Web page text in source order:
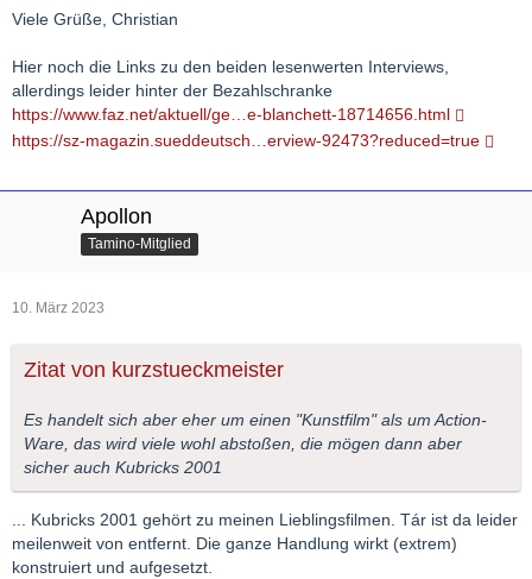
Viele Grüße, Christian
Hier noch die Links zu den beiden lesenwerten Interviews,
allerdings leider hinter der Bezahlschranke
https://www.faz.net/aktuell/ge…e-blanchett-18714656.html
https://sz-magazin.sueddeutsch…erview-92473?reduced=true
Apollon
Tamino-Mitglied
10. März 2023
Zitat von kurzstueckmeister
Es handelt sich aber eher um einen "Kunstfilm" als um Action-
Ware, das wird viele wohl abstoßen, die mögen dann aber
sicher auch Kubricks 2001
... Kubricks 2001 gehört zu meinen Lieblingsfilmen. Tár ist da leider
meilenweit von entfernt. Die ganze Handlung wirkt (extrem)
konstruiert und aufgesetzt.